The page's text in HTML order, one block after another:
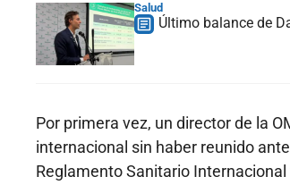
Salud
Último balance de
Por primera vez, un director de la
internacional sin haber reunido
Reglamento Sanitario Internacional